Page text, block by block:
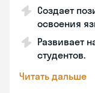
Создает
освоения
Развивает
студентов.
Читать дальше